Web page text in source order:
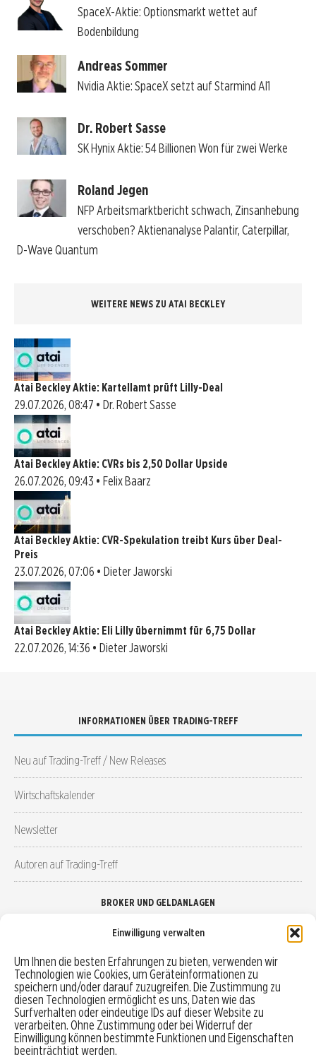
Einwilligung verwalten
Um Ihnen die besten Erfahrungen zu bieten, verwenden wir
Technologien wie Cookies, um Geräteinformationen zu
speichern und/oder darauf zuzugreifen. Die Zustimmung zu
diesen Technologien ermöglicht es uns, Daten wie das
Surfverhalten oder eindeutige IDs auf dieser Website zu
verarbeiten. Ohne Zustimmung oder bei Widerruf der
Einwilligung können bestimmte Funktionen und Eigenschaften
beeinträchtigt werden.
SpaceX-Aktie: Optionsmarkt wettet auf
Bodenbildung
Andreas Sommer
Nvidia Aktie: SpaceX setzt auf Starmind AI1
Dr. Robert Sasse
SK Hynix Aktie: 54 Billionen Won für zwei Werke
Roland Jegen
NFP Arbeitsmarktbericht schwach, Zinsanhebung
verschoben? Aktienanalyse Palantir, Caterpillar,
D-Wave Quantum
WEITERE NEWS ZU ATAI BECKLEY
Atai Beckley Aktie: Kartellamt prüft Lilly-Deal
29.07.2026, 08:47 • Dr. Robert Sasse
Atai Beckley Aktie: CVRs bis 2,50 Dollar Upside
26.07.2026, 09:43 • Felix Baarz
Atai Beckley Aktie: CVR-Spekulation treibt Kurs über Deal-
Preis
23.07.2026, 07:06 • Dieter Jaworski
Atai Beckley Aktie: Eli Lilly übernimmt für 6,75 Dollar
22.07.2026, 14:36 • Dieter Jaworski
INFORMATIONEN ÜBER TRADING-TREFF
Neu auf Trading-Treff / New Releases
Wirtschaftskalender
Newsletter
Autoren auf Trading-Treff
BROKER UND GELDANLAGEN
Robo-Advisor vergleichen
Depotvergleich
Festgeld vergleichen